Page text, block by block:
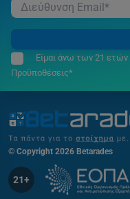
Είμαι άνω των 21
Προϋποθέσεις*
© Copyright 2026 Betarades
21+